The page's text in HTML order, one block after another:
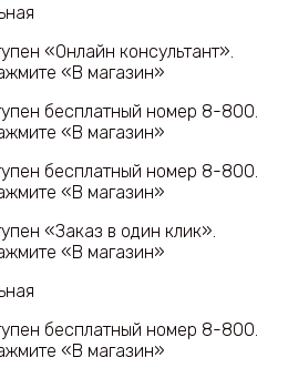
«Онлайн консультант».
«В магазин»
бесплатный номер 8-800.
«В магазин»
бесплатный номер 8-800.
«В магазин»
«Заказ в один клик».
«В магазин»
бесплатный номер 8-800.
«В магазин»